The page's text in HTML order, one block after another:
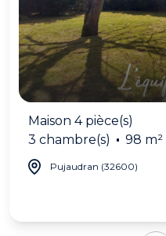
Maison 4 pièce(s)
3 chambre(s)
98 m²
Pujaudran (32600)